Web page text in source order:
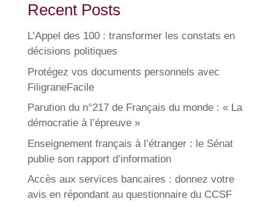
Recent Posts
L’Appel des 100 : transformer les constats en
décisions politiques
Protégez vos documents personnels avec
FiligraneFacile
Parution du n°217 de Français du monde : « La
démocratie à l’épreuve »
Enseignement français à l’étranger : le Sénat
publie son rapport d’information
Accès aux services bancaires : donnez votre
avis en répondant au questionnaire du CCSF